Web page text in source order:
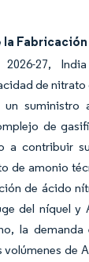
27,
de
un suministro
de
a contribuir
de amonio
de ácido
del níquel y
la demanda
de